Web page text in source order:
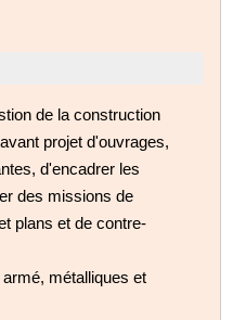
de la construction
projet d'ouvrages,
d'encadrer les
des missions de
plans et de contre-
métalliques et